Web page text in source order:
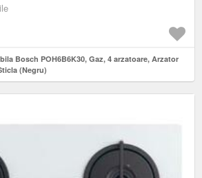
Bosch POH6B6K30, Gaz, 4 arzatoare, Arzator
(Negru)